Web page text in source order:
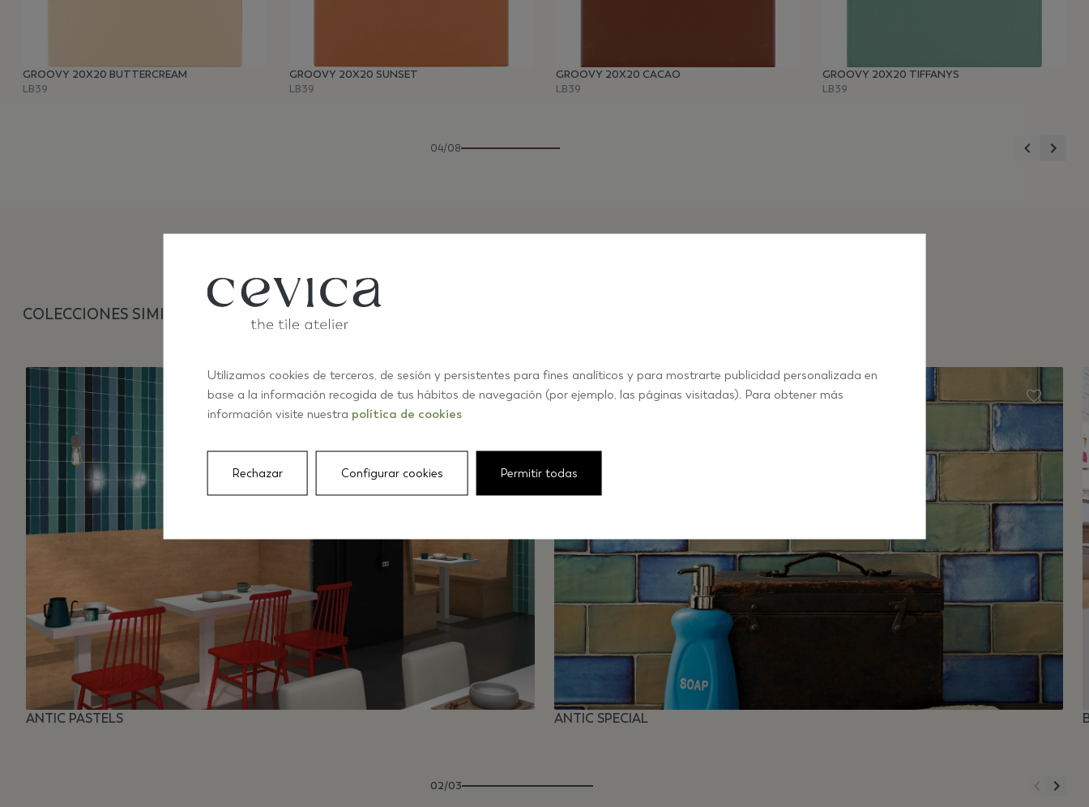
GROOVY 20X20 BUTTERCREAM
LB39
GROOVY 20X20 SUNSET
LB39
GROOVY 20X20 CACAO
LB39
GROOVY 20X20 TIFFANYS
LB39
04/08 Anterior
COLECCIONES SIMILARES
ANTIC PASTELS ANTIC SPECIAL
02/03
Utilizamos cookies de terceros, de sesión y persistentes para fines analíticos y para mostrarte publicidad personalizada en
base a la información recogida de tus hábitos de navegación (por ejemplo, las páginas visitadas). Para obtener más
información visite nuestra política de cookies
Rechazar Configurar cookies Permitir todas